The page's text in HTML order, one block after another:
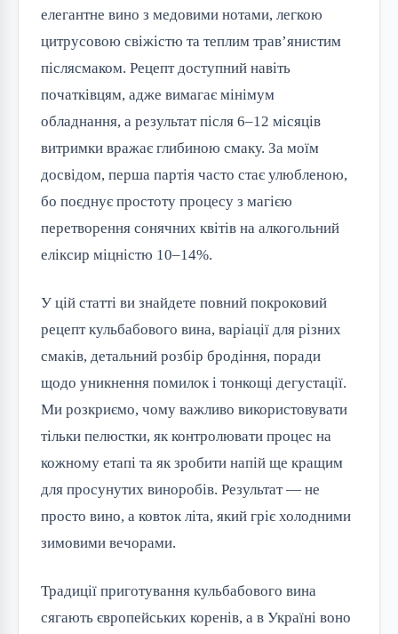
елегантне вино з медовими нотами, легкою
цитрусовою свіжістю та теплим трав’янистим
післясмаком. Рецепт доступний навіть
початківцям, адже вимагає мінімум
обладнання, а результат після 6–12 місяців
витримки вражає глибиною смаку. За моїм
досвідом, перша партія часто стає улюбленою,
бо поєднує простоту процесу з магією
перетворення сонячних квітів на алкогольний
еліксир міцністю 10–14%.
У цій статті ви знайдете повний покроковий
рецепт кульбабового вина, варіації для різних
смаків, детальний розбір бродіння, поради
щодо уникнення помилок і тонкощі дегустації.
Ми розкриємо, чому важливо використовувати
тільки пелюстки, як контролювати процес на
кожному етапі та як зробити напій ще кращим
для просунутих виноробів. Результат — не
просто вино, а ковток літа, який гріє холодними
зимовими вечорами.
Традиції приготування кульбабового вина
сягають європейських коренів, а в Україні воно